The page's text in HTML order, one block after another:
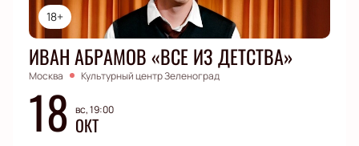
18+
ИВАН АБРАМОВ «ВСЕ ИЗ ДЕТСТВА»
Москва Культурный центр Зеленоград
18 вс, 19:00
ОКТ